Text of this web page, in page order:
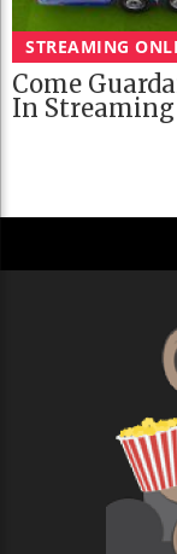
STREAMING
Come
In Streaming